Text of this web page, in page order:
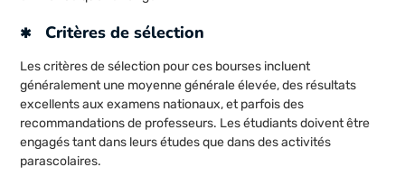
Critères de sélection
Les critères de sélection pour ces bourses incluent
généralement une moyenne générale élevée, des résultats
excellents aux examens nationaux, et parfois des
recommandations de professeurs. Les étudiants doivent être
engagés tant dans leurs études que dans des activités
parascolaires.